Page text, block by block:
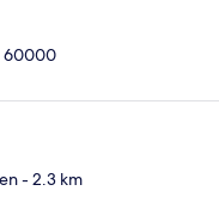
60000
- 2.3 km